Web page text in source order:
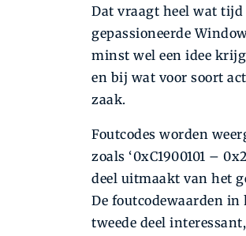
Dat vraagt heel wat
gepassioneerde
minst wel een idee
en bij wat voor soort
zaak.
Foutcodes worden
zoals ‘0xC1900101 –
deel uitmaakt van het
De foutcodewaarden in
tweede deel